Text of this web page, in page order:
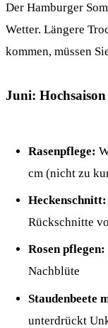
Der Hamburger
Wetter. Längere
kommen, müssen
Juni:
Rasenpflege:
cm (nicht zu
Heckenschnitt:
Rückschnitte
Rosen pflegen:
Nachblüte
Staudenbeete
unterdrückt